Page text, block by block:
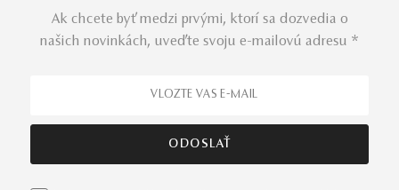
Ak chcete byť medzi prvými, ktorí sa dozvedia o
našich novinkách, uveďte svoju e-mailovú adresu *